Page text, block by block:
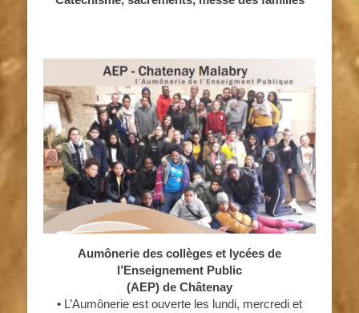
Aumônerie des collèges et lycées de
l’Enseignement Public
(AEP) de Châtenay
• L’Aumônerie est ouverte les lundi, mercredi et